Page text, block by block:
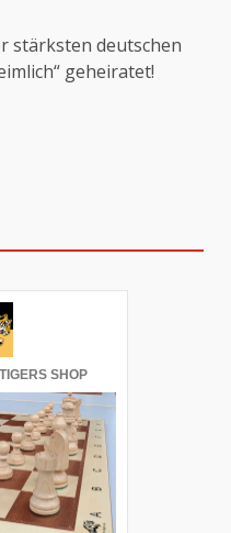
stärksten deutschen
geheiratet!
SHOP